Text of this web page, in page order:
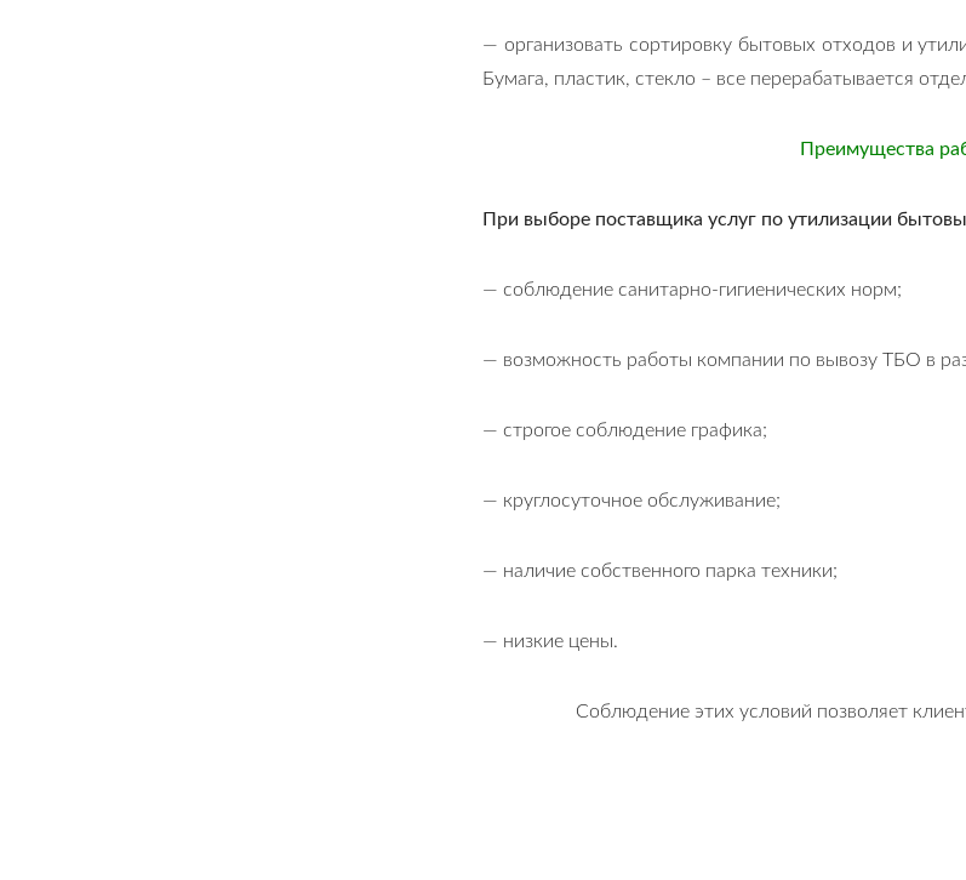
— организовать сортировку бытовых отходов и
Бумага, пластик, стекло – все перерабатывается
Преимущества
При выборе поставщика услуг по утилизации
— соблюдение санитарно-гигиенических норм;
— возможность работы компании по вывозу ТБО в
— строгое соблюдение графика;
— круглосуточное обслуживание;
— наличие собственного парка техники;
— низкие цены.
Соблюдение этих условий позволяет